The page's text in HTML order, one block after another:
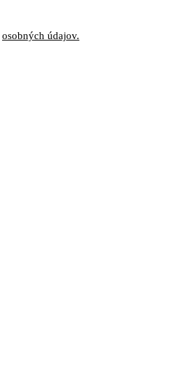
osobných údajov.